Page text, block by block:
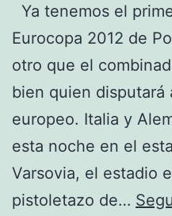
Ya tenemos el
Eurocopa 2012 de
otro que el
bien quien disputará
europeo. Italia y
esta noche en el
Varsovia, el estadio
pistoletazo de…